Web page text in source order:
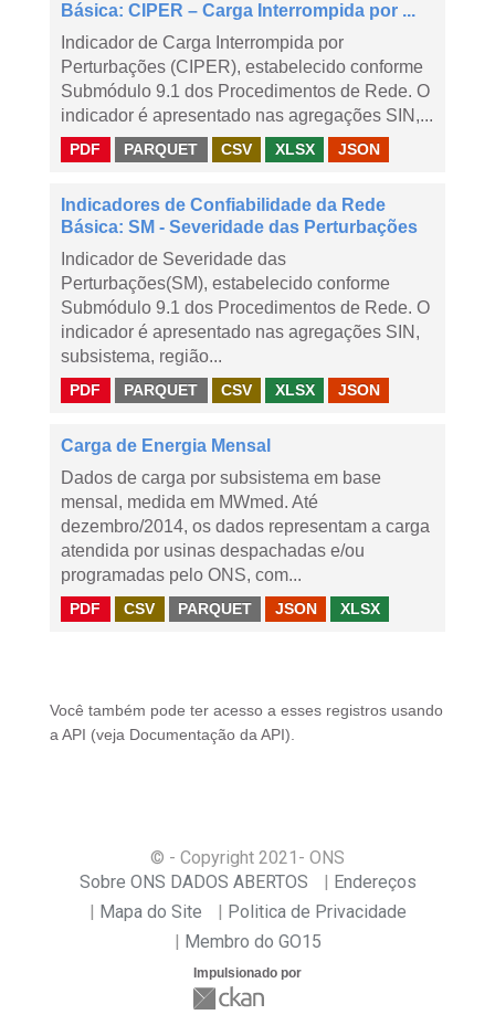
Básica: CIPER – Carga Interrompida por ...
Indicador de Carga Interrompida por
Perturbações (CIPER), estabelecido conforme
Submódulo 9.1 dos Procedimentos de Rede. O
indicador é apresentado nas agregações SIN,...
PDF PARQUET CSV XLSX JSON
Indicadores de Confiabilidade da Rede
Básica: SM - Severidade das Perturbações
Indicador de Severidade das
Perturbações(SM), estabelecido conforme
Submódulo 9.1 dos Procedimentos de Rede. O
indicador é apresentado nas agregações SIN,
subsistema, região...
PDF PARQUET CSV XLSX JSON
Carga de Energia Mensal
Dados de carga por subsistema em base
mensal, medida em MWmed. Até
dezembro/2014, os dados representam a carga
atendida por usinas despachadas e/ou
programadas pelo ONS, com...
PDF CSV PARQUET JSON XLSX
Você também pode ter acesso a esses registros usando
a API (veja Documentação da API ).
© - Copyright 2021 - ONS
Sobre ONS DADOS ABERTOS
Endereços
Mapa do Site
Politica de Privacidade
Membro do GO15
Impulsionado por